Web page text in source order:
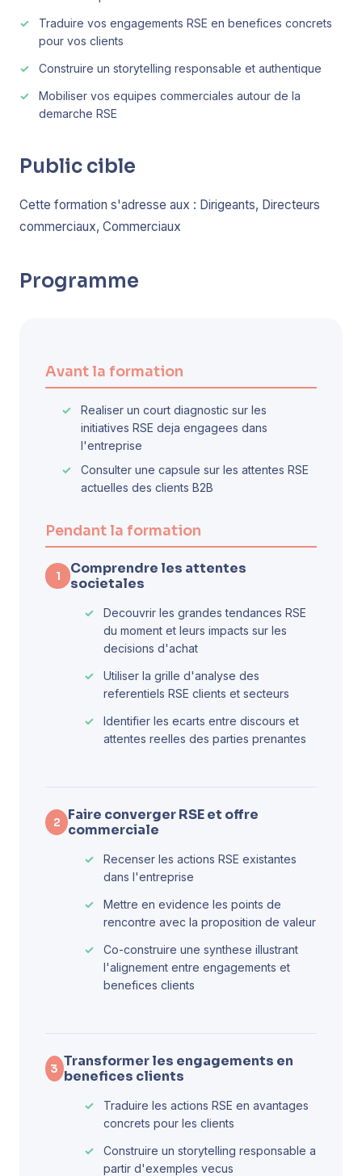
Traduire vos engagements RSE en benefices concrets
pour vos clients
Construire un storytelling responsable et authentique
Mobiliser vos equipes commerciales autour de la
demarche RSE
Public cible
Cette formation s'adresse aux : Dirigeants, Directeurs
commerciaux, Commerciaux
Programme
Avant la formation
Realiser un court diagnostic sur les
initiatives RSE deja engagees dans
l'entreprise
Consulter une capsule sur les attentes RSE
actuelles des clients B2B
Pendant la formation
1
Comprendre les attentes
societales
Decouvrir les grandes tendances RSE
du moment et leurs impacts sur les
decisions d'achat
Utiliser la grille d'analyse des
referentiels RSE clients et secteurs
Identifier les ecarts entre discours et
attentes reelles des parties prenantes
2
Faire converger RSE et offre
commerciale
Recenser les actions RSE existantes
dans l'entreprise
Mettre en evidence les points de
rencontre avec la proposition de valeur
Co-construire une synthese illustrant
l'alignement entre engagements et
benefices clients
3 Transformer les engagements en
benefices clients
Traduire les actions RSE en avantages
concrets pour les clients
Construire un storytelling responsable a
partir d'exemples vecus